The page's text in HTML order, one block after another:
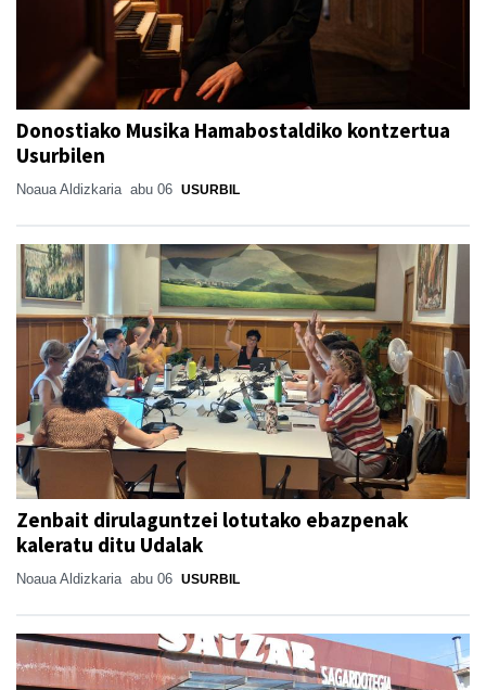
Donostiako Musika Hamabostaldiko kontzertua
Usurbilen
Noaua Aldizkaria abu 06 USURBIL
Zenbait dirulaguntzei lotutako ebazpenak
kaleratu ditu Udalak
Noaua Aldizkaria abu 06 USURBIL